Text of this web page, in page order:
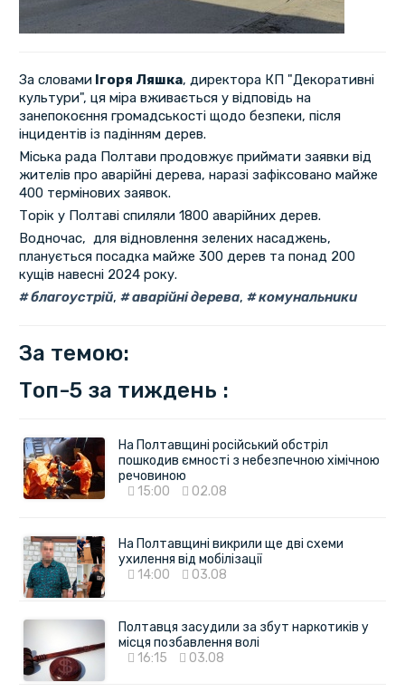
За словамиІгоря Ляшка, директора КП "Декоративні
культури", ця міра вживається у відповідь на
занепокоєння громадськості щодо безпеки, після
інцидентів із падінням дерев.
Міська рада Полтави продовжує приймати заявки від
жителів про аварійні дерева, наразі зафіксовано майже
400 термінових заявок.
Торік у Полтаві спиляли 1800 аварійних дерев.
Водночас, для відновлення зелених насаджень,
планується посадка майже 300 дерев та понад 200
кущів навесні 2024 року.
благоустрій, аварійні дерева, комунальники
За темою:
Топ-5 за тиждень :
На Полтавщині російський обстріл
пошкодив ємності з небезпечною хімічною
речовиною
15:00
02.08
На Полтавщині викрили ще дві схеми
ухилення від мобілізації
14:00
03.08
Полтавця засудили за збут наркотиків у
місця позбавлення волі
16:15
03.08